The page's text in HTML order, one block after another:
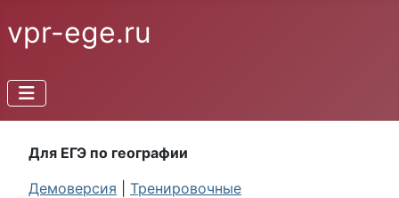
vpr-ege.ru
Для ЕГЭ по географии
Демоверсия
Тренировочные